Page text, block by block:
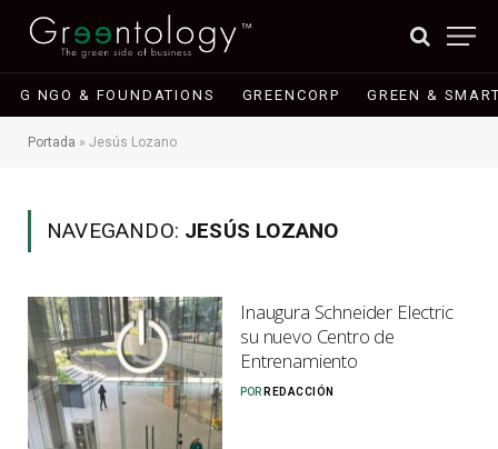
G NGO & FOUNDATIONS GREENCORP GREEN &
Portada » Jesús Lozano
NAVEGANDO: JESÚS LOZANO
Inaugura Schneider Electric
su nuevo Centro de
Entrenamiento
POR REDACCIÓN